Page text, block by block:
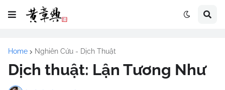
Home Nghiên Cứu - Dịch Thuật
Dịch thuật: Lận Tương Như